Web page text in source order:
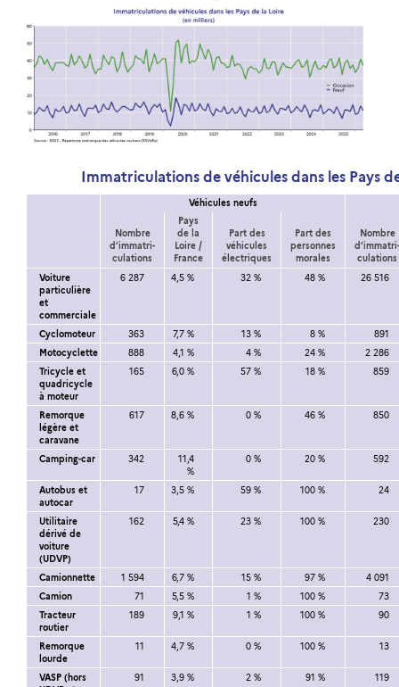
Immatriculations de véhicules dans les Pays
Véhicules neufs
Nombre
d’immatri-
culations
Pays
de la
Loire /
France
Part des
véhicules
électriques
Part des
personnes
morales
Nombre
d’immatri-
culations
Voiture
particulière
et
commerciale
6 287 4,5 % 32 % 48 % 26 516
Cyclomoteur 363 7,7 % 13 % 8 %
891
Motocyclette
888 4,1 % 4 % 24 %
2 286
Tricycle et
quadricycle
à moteur
165 6,0 % 57 % 18 % 859
Remorque
légère et
caravane
617 8,6 % 0 % 46 % 850
Camping-car 342
11,4
%
0 % 20 % 592
Autobus et
autocar
17 3,5 % 59 % 100 % 24
Utilitaire
dérivé de
voiture
(UDVP)
162 5,4 % 23 % 100 % 230
Camionnette 1 594 6,7 % 15 % 97 %
4 091
Camion
71 5,5 % 1 % 100 %
73
Tracteur
routier
189 9,1 % 1 % 100 % 90
Remorque
lourde
11 4,7 % 0 % 100 % 13
VASP (hors
91 3,9 % 2 % 91 % 119